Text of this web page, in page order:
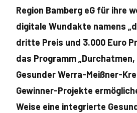
Region Bamberg eG für ihre
digitale Wundakte namens
dritte Preis und 3.000 Euro
das Programm „Durchatmen,
Gesunder Werra-Meißner-
Gewinner-Projekte
Weise eine integrierte